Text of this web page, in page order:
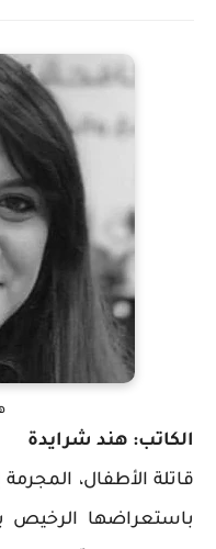
الكاتب: هند شرايدة
قاتلة الأطفال،
باستعراضها الرخيص